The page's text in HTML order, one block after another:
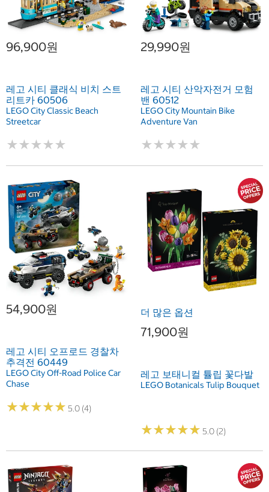
96,900원
레고 시티 클래식 비치 스트
리트카 60506
LEGO City Classic Beach
Streetcar
★★★★★
★★★★★
29,990원
레고 시티 산악자전거 모험
밴 60512
LEGO City Mountain Bike
Adventure Van
★★★★★
★★★★★
54,900원
레고 시티 오프로드 경찰차
추격전 60449
LEGO City Off-Road Police Car
Chase
★★★★★
★★★★★ 5.0 (4)
더 많은 옵션
71,900원
레고 보태니컬 튤립 꽃다발
LEGO Botanicals Tulip Bouquet
★★★★★
★★★★★ 5.0 (2)